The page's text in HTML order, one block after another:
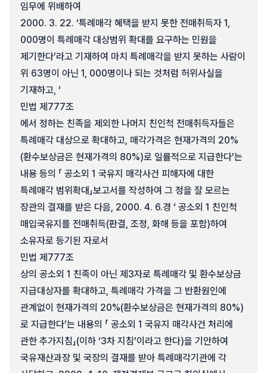
임무에 위배하여
2000. 3. 22. ‘특례매각 혜택을 받지 못한 전매취득자 1,
000명이 특례매각 대상범위 확대를 요구하는 민원을
제기한다’라고 기재하여 마치 특례매각을 받지 못하는 사람이
위 63명이 아닌 1, 000명이나 되는 것처럼 허위사실을
기재하고, ‘
민법 제777조
에서 정하는 친족을 제외한 나머지 친인척 전매취득자들은
특례매각 대상으로 확대하고, 매각가격은 현재가격의 20%
(환수보상금은 현재가격의 80%)로 일률적으로 지급한다’는
내용 등의 「 공소외 1 국유지 매각사건 피해자에 대한
특례매각 범위확대」보고서를 작성하여 그 정을 잘 모르는
장관의 결재를 받은 다음, 2000. 4. 6.경 ‘ 공소외 1 친인척
매입국유지를 전매취득(판결, 조정, 화해 등을 포함)하여
소유자로 등기된 자로서
민법 제777조
상의 공소외 1 친족이 아닌 제3자로 특례매각 및 환수보상금
지급대상자를 확대하고, 특례매각 가격을 그 반환원인에
관계없이 현재가격의 20%(환수보상금은 현재가격의 80%)
로 지급한다’는 내용의 「 공소외 1 국유지 매각사건 처리에
관한 추가지침」(이하 ‘3차 지침’이라고 한다)을 기안하여
국유재산과장 및 국장의 결재를 받아 특례매각기관에 각